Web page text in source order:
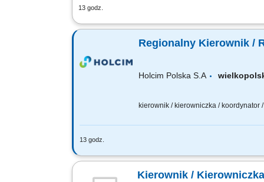
13 godz.
Zakres obowiązków: Kontrola jakości i
Regionalny Kierownik /
Holcim Polska S.A
kierownik / kierowniczka / koordynator
13 godz.
Zakres obowiązków: Realizacja
Kierownik /